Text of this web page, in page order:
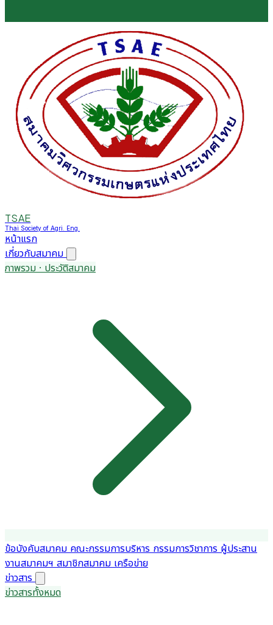
TSAE
Thai Society of Agri. Eng.
หน้าแรก
เกี่ยวกับสมาคม
ภาพรวม · ประวัติสมาคม
ข้อบังคับสมาคม คณะกรรมการบริหาร กรรมการวิชาการ ผู้ประสาน
งานสมาคมฯ สมาชิกสมาคม เครือข่าย
ข่าวสาร
ข่าวสารทั้งหมด